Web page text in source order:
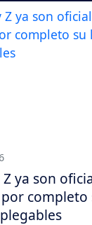
ya son
completo